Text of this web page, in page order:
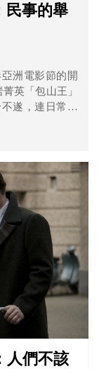
民事的舉
洲電影節的開
英「包山王」
遂，連日常生
境，只要不放
人們不該